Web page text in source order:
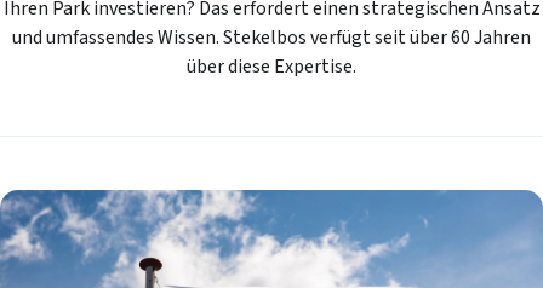
Ihren Park investieren? Das erfordert einen strategischen Ansatz
und umfassendes Wissen. Stekelbos verfügt seit über 60 Jahren
über diese Expertise.